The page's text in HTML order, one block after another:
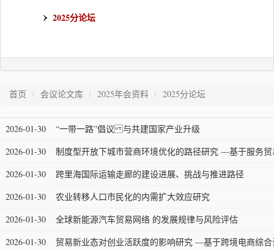
2025分论坛
首页 会议论文库 2025年会资料 2025分论坛
2026-01-30
“一带一路”倡议 与共建国家产业升级
2026-01-30
制度型开放下城市营商环境优化的路径研究 —基于服务
2026-01-30
跨里海国际运输走廊的建设进展、挑战与推进路径
2026-01-30
农业转移人口市民化的内需扩大效应研究
2026-01-30
全球新能源汽车贸易网络 的发展规律与风险评估
2026-01-30
贸易新业态对创业活跃度的影响研究 —基于跨境电商综